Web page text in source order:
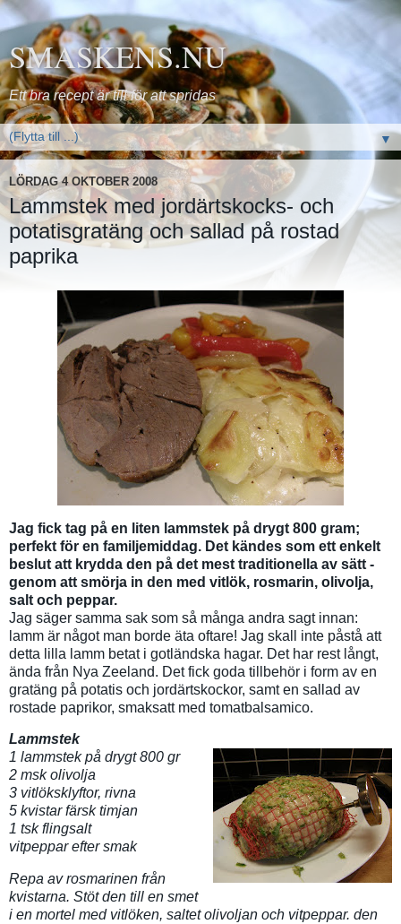
SMASKENS.NU
Ett bra recept är till för att spridas
▼
LÖRDAG 4 OKTOBER 2008
Lammstek med jordärtskocks- och
potatisgratäng och sallad på rostad
paprika
Jag fick tag på en liten lammstek på drygt 800 gram;
perfekt för en familjemiddag. Det kändes som ett enkelt
beslut att krydda den på det mest traditionella av sätt -
genom att smörja in den med vitlök, rosmarin, olivolja,
salt och peppar.
Jag säger samma sak som så många andra sagt innan:
lamm är något man borde äta oftare! Jag skall inte påstå att
detta lilla lamm betat i gotländska hagar. Det har rest långt,
ända från Nya Zeeland. Det fick goda tillbehör i form av en
gratäng på potatis och jordärtskockor, samt en sallad av
rostade paprikor, smaksatt med tomatbalsamico.
Lammstek
1 lammstek på drygt 800 gr
2 msk olivolja
3 vitlöksklyftor, rivna
5 kvistar färsk timjan
1 tsk flingsalt
vitpeppar efter smak
Repa av rosmarinen från
kvistarna. Stöt den till en smet
i en mortel med vitlöken, saltet olivoljan och vitpeppar. den